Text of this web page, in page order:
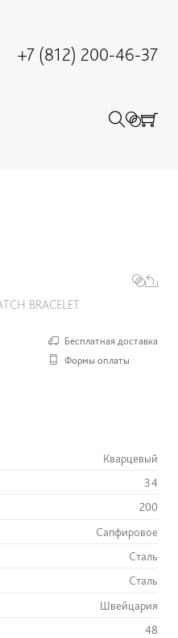
+7 (812) 200-46-37
BRACELET
Бесплатная доставка
Формы оплаты
Кварцевый
34
200
Сапфировое
Сталь
Сталь
Швейцария
48